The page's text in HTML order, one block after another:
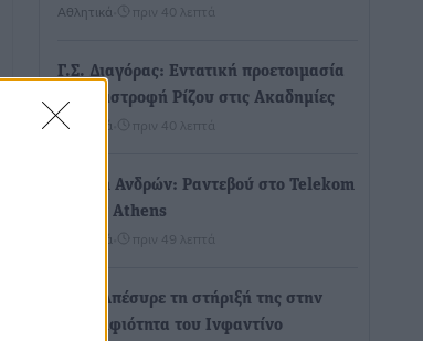
Αθλητικά πριν 40 λεπτά
Γ.Σ. Διαγόρας: Εντατική προετοιμασία
και επιστροφή Ρίζου στις Ακαδημίες
Αθλητικά πριν 40 λεπτά
Εθνική Ανδρών: Ραντεβού στο Telekom
Center Athens
Αθλητικά πριν 49 λεπτά
ΕΠΟ: Απέσυρε τη στήριξή της στην
υποψηφιότητα του Ινφαντίνο